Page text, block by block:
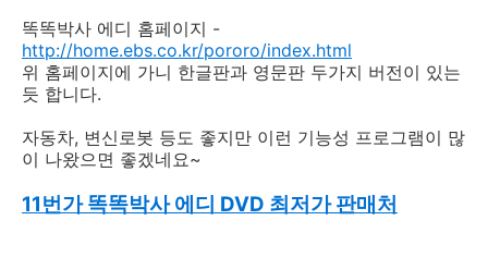
똑똑박사 에디 홈페이지 -
http://home.ebs.co.kr/pororo/index.html
위 홈페이지에 가니 한글판과 영문판 두가지 버전이 있는
듯 합니다.
자동차, 변신로봇 등도 좋지만 이런 기능성 프로그램이 많
이 나왔으면 좋겠네요~
11번가 똑똑박사 에디 DVD 최저가 판매처